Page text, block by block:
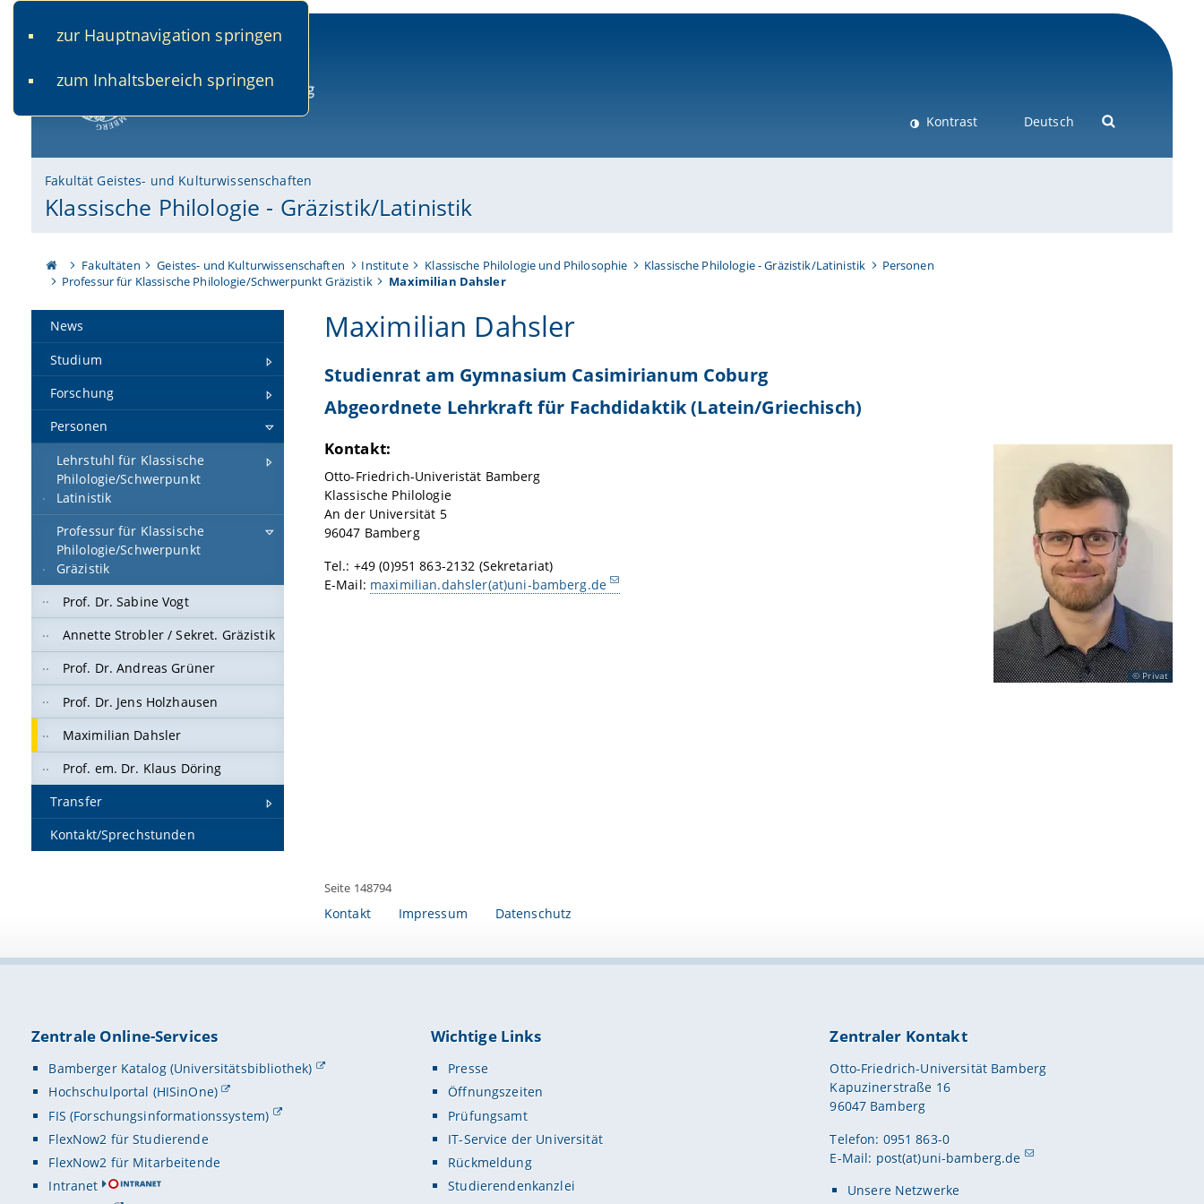
zur Hauptnavigation springen
zum Inhaltsbereich springen
Kontrast Deutsch
Fakultät Geistes- und Kulturwissenschaften
Klassische Philologie - Gräzistik/Latinistik
Fakultäten Geistes- und Kulturwissenschaften Institute Klassische Philologie und Philosophie Klassische Philologie - Gräzistik/Latinistik
Personen
Professur für Klassische Philologie/Schwerpunkt Gräzistik
Maximilian Dahsler
News
Studium
Forschung
Personen
Lehrstuhl für Klassische
Philologie/Schwerpunkt
Latinistik
Professur für Klassische
Philologie/Schwerpunkt
Gräzistik
Prof. Dr. Sabine Vogt
Annette Strobler / Sekret. Gräzistik
Prof. Dr. Andreas Grüner
Prof. Dr. Jens Holzhausen
Maximilian Dahsler
Prof. em. Dr. Klaus Döring
Transfer
Kontakt/Sprechstunden
Maximilian Dahsler
Studienrat am Gymnasium Casimirianum Coburg
Abgeordnete Lehrkraft für Fachdidaktik (Latein/Griechisch)
Privat
Kontakt:
Otto-Friedrich-Univeristät Bamberg
Klassische Philologie
An der Universität 5
96047 Bamberg
Tel.: +49 (0)951 863-2132 (Sekretariat)
E-Mail: maximilian.dahsler(at)uni-bamberg.de
Seite 148794
Kontakt Impressum Datenschutz
Zentrale Online-Services
Bamberger Katalog (Universitätsbibliothek)
Hochschulportal (HISinOne)
FIS (Forschungsinformationssystem)
FlexNow2 für Studierende
FlexNow2 für Mitarbeitende
Intranet
Wichtige Links
Presse
Öffnungszeiten
Prüfungsamt
IT-Service der Universität
Rückmeldung
Studierendenkanzlei
Zentraler Kontakt
Otto-Friedrich-Universität Bamberg
Kapuzinerstraße 16
96047 Bamberg
Telefon: 0951 863-0
E-Mail: post(at)uni-bamberg.de
Unsere Netzwerke